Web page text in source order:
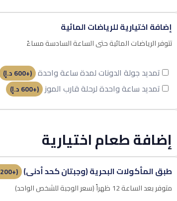
إضافة اختيارية للرياضات المائية
تتوفر الرياضات المائية حتى الساعة السادسة مساءً
تمديد جولة الدونات لمدة ساعة واحدة (+
600د.إ)
تمديد ساعة واحدة لرحلة قارب الموز (+
600د.إ)
إضافة طعام اختيارية
طبق المأكولات البحرية (وجبتان كحد أدنى) (+
200
متوفر بعد الساعة 12 ظهراً (سعر الوجبة للشخص الواحد)